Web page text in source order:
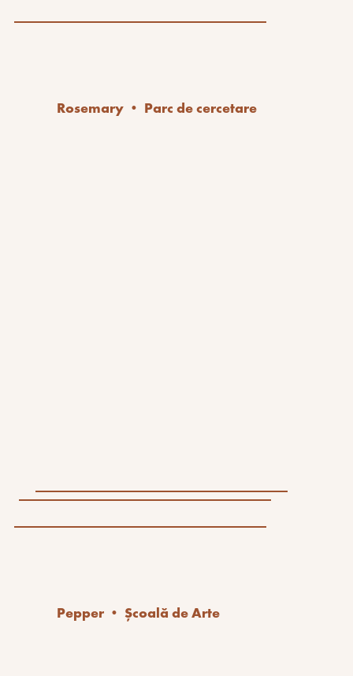
Rosemary • Parc de cercetare
Pepper • Școală de Arte